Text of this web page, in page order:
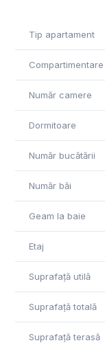
Tip apartament
Compartimentare
Număr camere
Dormitoare
Număr bucătării
Număr băi
Geam la baie
Etaj
Suprafață utilă
Suprafață totală
Suprafață terasă